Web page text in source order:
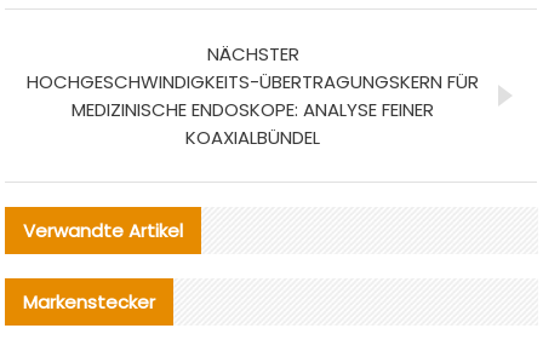
NÄCHSTER
HOCHGESCHWINDIGKEITS-ÜBERTRAGUNGSKERN FÜR
MEDIZINISCHE ENDOSKOPE: ANALYSE FEINER
KOAXIALBÜNDEL
Verwandte Artikel
Markenstecker